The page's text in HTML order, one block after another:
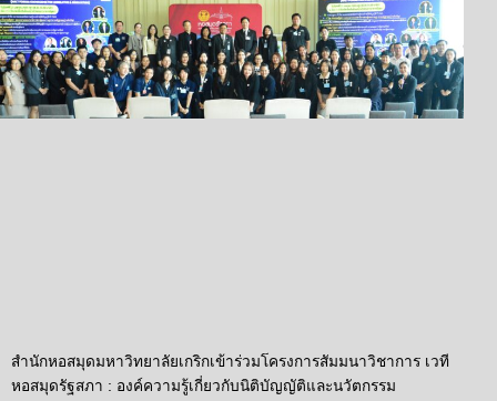
สำนักหอสมุดมหาวิทยาลัยเกริกเข้าร่วมโครงการสัมมนาวิชาการ เวที
หอสมุดรัฐสภา : องค์ความรู้เกี่ยวกับนิติบัญญัติและนวัตกรรม